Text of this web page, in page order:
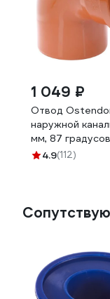
1 049 ₽
Отвод
наружной
мм, 87
4.9(112)